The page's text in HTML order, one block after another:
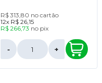
R$ 313,80 no cartão
12x R$ 26,15
R$ 266,73 no pix
- +